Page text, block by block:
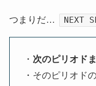
つまりだ… NEXT
・ 次のピリオド
・そのピリオド